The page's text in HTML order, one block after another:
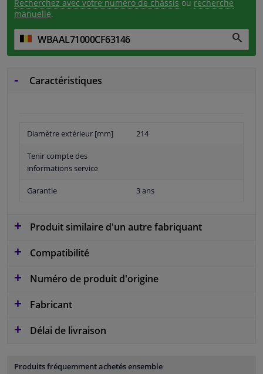
Recherchez avec votre numéro de châssis ou recherche
manuelle.
Caractéristiques
Diamètre extérieur [mm] 214
Tenir compte des
informations service
Garantie 3 ans
Produit similaire d'un autre fabriquant
Compatibilité
Numéro de produit d'origine
Fabricant
Délai de livraison
Produits fréquemment achetés ensemble